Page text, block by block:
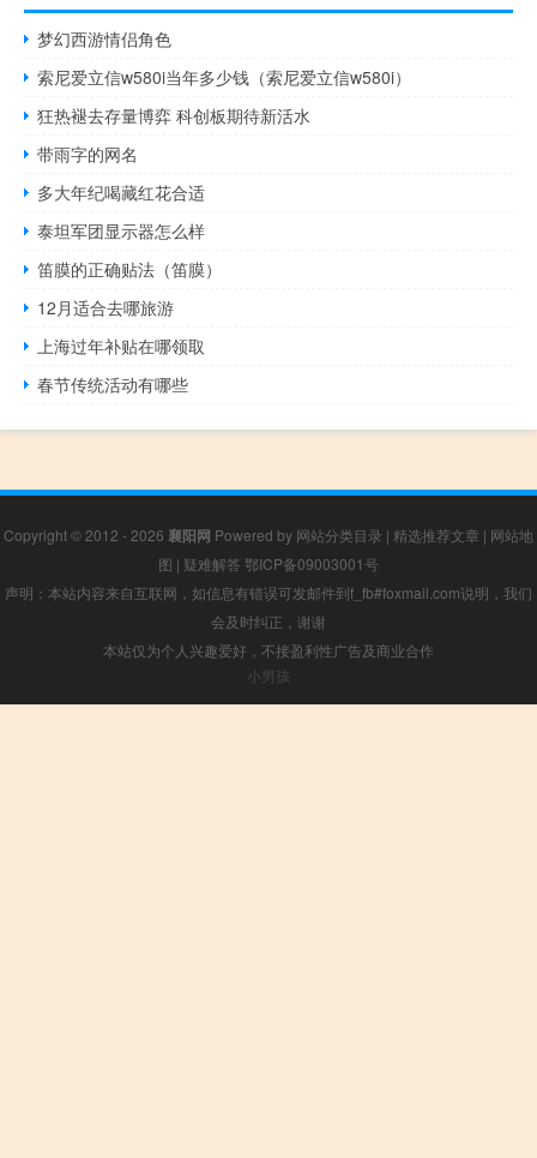
梦幻西游情侣角色
索尼爱立信w580i当年多少钱（索尼爱立信w580i）
狂热褪去存量博弈 科创板期待新活水
带雨字的网名
多大年纪喝藏红花合适
泰坦军团显示器怎么样
笛膜的正确贴法（笛膜）
12月适合去哪旅游
上海过年补贴在哪领取
春节传统活动有哪些
Copyright © 2012 - 2026 襄阳网 Powered by 网站分类目录 | 精选推荐文章 | 网站地
图 | 疑难解答 鄂ICP备09003001号
声明：本站内容来自互联网，如信息有错误可发邮件到f_fb#foxmail.com说明，我们
会及时纠正，谢谢
本站仅为个人兴趣爱好，不接盈利性广告及商业合作
小男孩